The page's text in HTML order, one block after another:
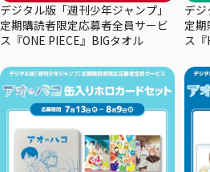
デジタル版「週刊少年ジャンプ」
定期購読者限定応募者全員サービ
ス『ONE PIECE』BIGタオル
デジ
定
ス